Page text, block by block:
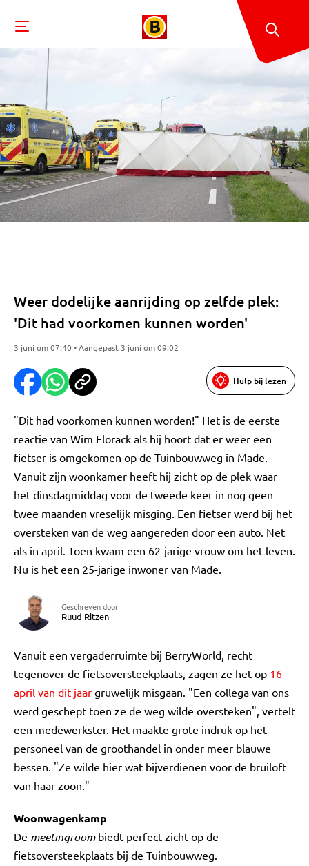
Weer dodelijke aanrijding op zelfde plek:
'Dit had voorkomen kunnen worden'
3 juni om 07:40 • Aangepast 3 juni om 09:02
Hulp bij lezen
"Dit had voorkomen kunnen worden!" Het is de eerste
reactie van Wim Florack als hij hoort dat er weer een
fietser is omgekomen op de Tuinbouwweg in Made.
Vanuit zijn woonkamer heeft hij zicht op de plek waar
het dinsdagmiddag voor de tweede keer in nog geen
twee maanden vreselijk misging. Een fietser werd bij het
oversteken van de weg aangereden door een auto. Net
als in april. Toen kwam een 62-jarige vrouw om het leven.
Nu is het een 25-jarige inwoner van Made.
Geschreven door
Ruud Ritzen
Vanuit een vergaderruimte bij BerryWorld, recht
tegenover de fietsoversteekplaats, zagen ze het op 16
april van dit jaar gruwelijk misgaan. "Een collega van ons
werd geschept toen ze de weg wilde oversteken", vertelt
een medewerkster. Het maakte grote indruk op het
personeel van de groothandel in onder meer blauwe
bessen. "Ze wilde hier wat bijverdienen voor de bruiloft
van haar zoon."
Woonwagenkamp
De meetingroombiedt perfect zicht op de
fietsoversteekplaats bij de Tuinbouwweg.